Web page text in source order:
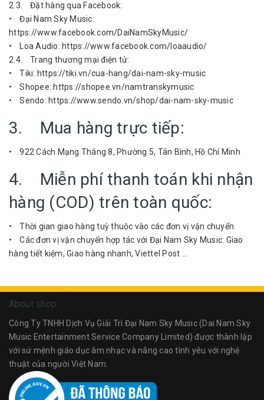
2.3. Đặt hàng qua Facebook:
• Đại Nam Sky Music:
https://www.facebook.com/DaiNamSkyMusic/
• Loa Audio: https://www.facebook.com/loaaudio/
2.4. Trang thương mại điện tử:
• Tiki: https://tiki.vn/cua-hang/dai-nam-sky-music
• Shopee: https://shopee.vn/namtranskymusic
• Sendo: https://www.sendo.vn/shop/dai-nam-sky-music
3. Mua hàng trực tiếp:
• 922 Cách Mạng Tháng 8, Phường 5, Tân Bình, Hồ Chí Minh
4. Miễn phí thanh toán khi nhận
hàng (COD) trên toàn quốc:
• Thời gian giao hàng tuỳ thuộc vào các đơn vị vận chuyển
• Các đơn vị vận chuyển hợp tác với Đại Nam Sky Music: Giao
hàng tiết kiệm, Giao hàng nhanh, Viettel Post …
About shop
Công Ty TNHH Dịch Vụ Giải Trí Đại Nam Sky Music (Dai Nam Sky
Music Entertainment Service Company Limited) được thành lập
với sứ mệnh giáo dục âm nhạc và nâng cao tình yêu với nghệ
thuật của người Việt Nam.